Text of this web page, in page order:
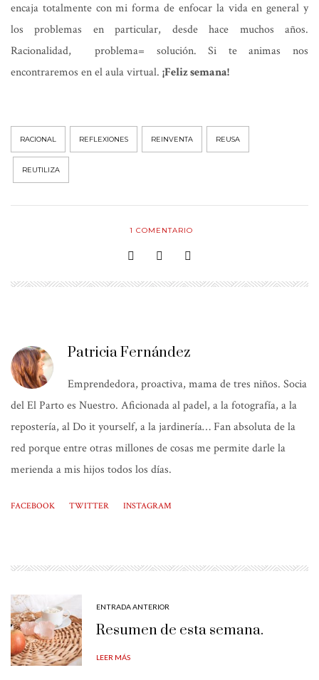
encaja totalmente con mi forma de enfocar la vida en general y
los problemas en particular, desde hace muchos años.
Racionalidad, problema= solución. Si te animas nos
encontraremos en el aula virtual. ¡Feliz semana!
RACIONAL REFLEXIONES REINVENTA REUSA
REUTILIZA
1 COMENTARIO
Patricia Fernández
Emprendedora, proactiva, mama de tres niños. Socia
del El Parto es Nuestro. Aficionada al padel, a la fotografía, a la
repostería, al Do it yourself, a la jardinería… Fan absoluta de la
red porque entre otras millones de cosas me permite darle la
merienda a mis hijos todos los días.
FACEBOOK TWITTER INSTAGRAM
ENTRADA ANTERIOR
Resumen de esta semana.
LEER MÁS